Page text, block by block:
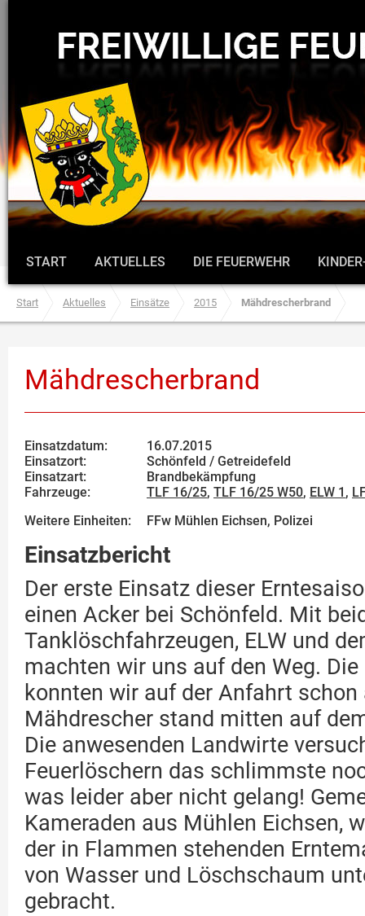
START AKTUELLES DIE FEUERWEHR
Start Aktuelles Einsätze 2015 Mähdrescherbrand
Mähdrescherbrand
Einsatzdatum:
16.07.2015
Einsatzort:
Schönfeld / Getreidefeld
Einsatzart:
Brandbekämpfung
Fahrzeuge:
TLF 16/25, TLF 16/25 W50, ELW 1 ,
Weitere Einheiten:
FFw Mühlen Eichsen, Polizei
Einsatzbericht
Der erste Einsatz dieser
einen Acker bei Schönfeld. Mit
Tanklöschfahrzeugen, ELW und
machten wir uns auf den Weg.
konnten wir auf der Anfahrt schon
Mähdrescher stand mitten auf
Die anwesenden Landwirte
Feuerlöschern das schlimmste
was leider aber nicht gelang!
Kameraden aus Mühlen Eichsen,
der in Flammen stehenden
von Wasser und Löschschaum
gebracht.